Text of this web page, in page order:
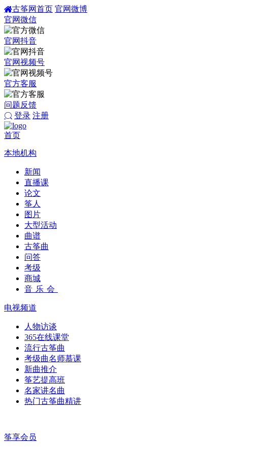
古筝网首页 官网微博
官网微信
官网抖音
官网视频号
官方客服
问题反馈
登录 注册
首页
本地机构
新闻
直播课
论文
筝人
图片
大型活动
曲谱
古筝曲
问答
考级
商城
音乐会
电视频道
人物访谈
365在线课堂
流行古筝曲
考级曲名师慕课
新曲推介
筝艺提高班
名家讲名曲
热门古筝曲精讲
筝享会员